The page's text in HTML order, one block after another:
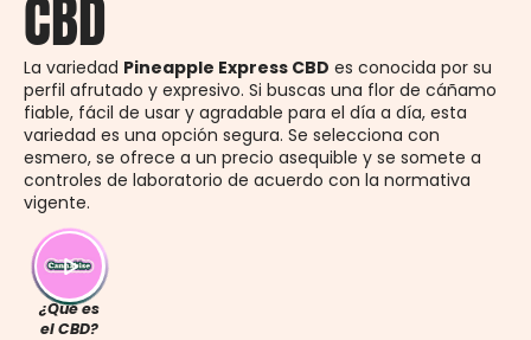
CBD
La variedad Pineapple Express CBD es conocida por su
perfil afrutado y expresivo. Si buscas una flor de cáñamo
fiable, fácil de usar y agradable para el día a día, esta
variedad es una opción segura. Se selecciona con
esmero, se ofrece a un precio asequible y se somete a
controles de laboratorio de acuerdo con la normativa
vigente.
¿Qué es
el CBD?